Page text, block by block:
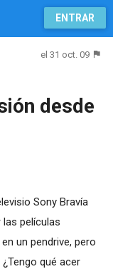
ENTRAR
el 31 oct. 09
desde
Sony Bravía
las películas
un pendrive, pero
qué acer